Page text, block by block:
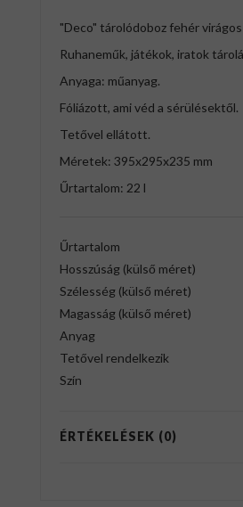
"Deco" tárolódoboz fehér
Ruhaneműk, játékok, iratok
Anyaga: műanyag.
Fóliázott, ami véd a sérülésektől.
Tetővel ellátott.
Méretek: 395x295x235 mm
Űrtartalom: 22 l
Űrtartalom
Hosszúság (külső méret)
Szélesség (külső méret)
Magasság (külső méret)
Anyag
Tetővel rendelkezik
Szín
ÉRTÉKELÉSEK (0)